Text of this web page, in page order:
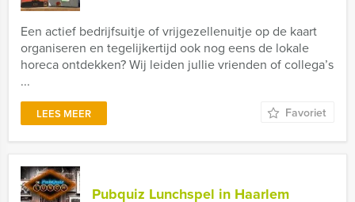
Een actief bedrijfsuitje of vrijgezellenuitje op de kaart
organiseren en tegelijkertijd ook nog eens de lokale
horeca ontdekken? Wij leiden jullie vrienden of collega’s
...
LEES MEER Favoriet
Pubquiz Lunchspel in Haarlem